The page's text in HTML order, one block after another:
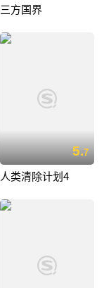
三方国界
5.7
人类清除计划4